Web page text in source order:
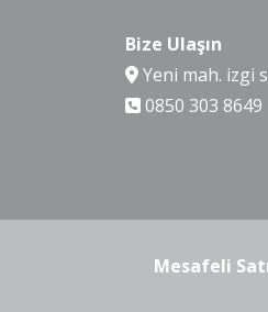
Bize Ulaşın
Yeni mah. izgi
0850 303 8649
Mesafeli